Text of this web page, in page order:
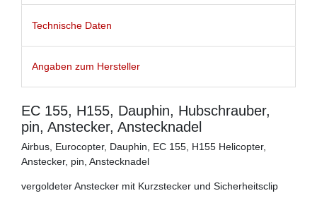
Technische Daten
Angaben zum Hersteller
EC 155, H155, Dauphin, Hubschrauber,
pin, Anstecker, Anstecknadel
Airbus, Eurocopter, Dauphin, EC 155, H155 Helicopter,
Anstecker, pin, Anstecknadel
vergoldeter Anstecker mit Kurzstecker und Sicherheitsclip